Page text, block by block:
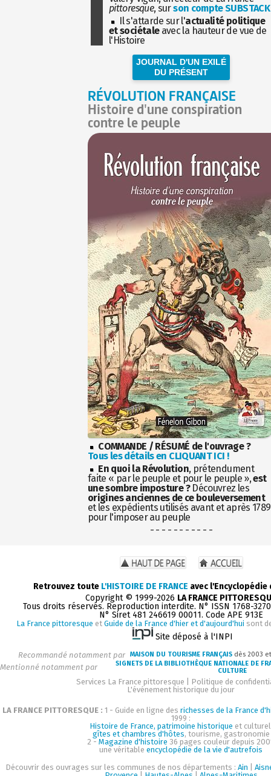
pittoresque, surson compte SUBSTACK
Il s'attarde sur l'actualité politique
et sociétaleavec la hauteur de vue de
l'Histoire
JOURNAL D'UN EXILÉ
DU PRÉSENT
RÉVOLUTION FRANÇAISE
Histoire d'une conspiration
contre le peuple
COMMANDE / RÉSUMÉ de l'ouvrage ?
Tous les détails en CLIQUANT ICI !
En quoi la Révolution, prétendument
faite « par le peuple et pour le peuple »,est
une sombre imposture ?Découvrez les
origines anciennes de ce bouleversement
et les expédients utilisés avant et après 1789
pour l'imposer au peuple
- - - - - - - - - - -
Retrouvez toute L'HISTOIRE DE FRANCE avec
Copyright © 1999-2026 LA FRANCE
Tous droits réservés. Reproduction interdite. N° ISSN 1768-
N° Siret 481 246619 00011. Code APE 913E
La France pittoresque et Guide de la France d'hier et d'aujourd'hui sont
Site déposé à l'INPI
Recommandé notamment par MAISON DU TOURISME FRANÇAIS dès 2003
Mentionné notamment par
SIGNETS DE LA BIBLIOTHÈQUE NATIONALE DE
CULTURE
Services La France pittoresque
Politique de
L'événement historique du jour
LA FRANCE PITTORESQUE : 1 - Guide en ligne des richesses de la France
1999 :
Histoire de France, patrimoine historique et
gîtes et chambres d'hôtes, tourisme, gastronomie
2 - Magazine d'histoire 36 pages couleur depuis
une véritableencyclopédie de la vie d'autrefois
Découvrir des ouvrages sur les communes de nos départements :Ain |